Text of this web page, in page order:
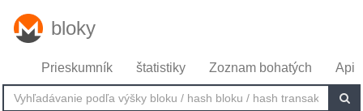
bloky
Prieskumník štatistiky Zoznam bohatých Api